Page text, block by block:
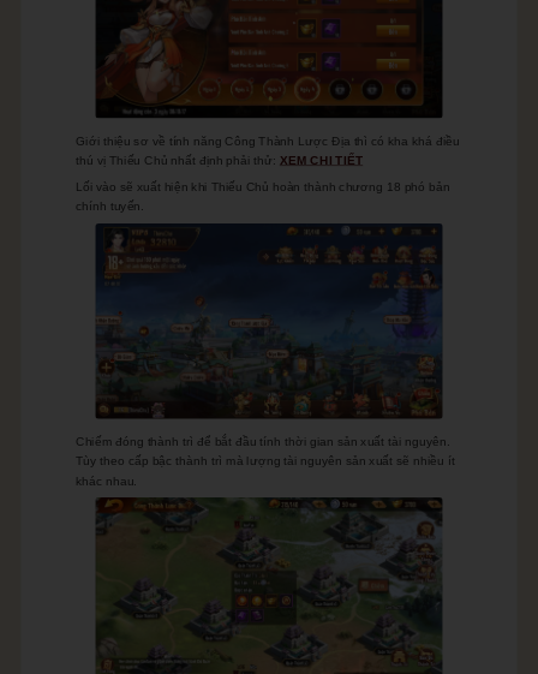
Giới thiệu sơ về tính năng Công Thành Lược Địa thì có kha khá điều
thú vị Thiếu Chủ nhất định phải thử: XEM CHI TIẾT
Lối vào sẽ xuất hiện khi Thiếu Chủ hoàn thành chương 18 phó bản
chính tuyến.
Chiếm đóng thành trì để bắt đầu tính thời gian sản xuất tài nguyên.
Tùy theo cấp bậc thành trì mà lượng tài nguyên sản xuất sẽ nhiều ít
khác nhau.